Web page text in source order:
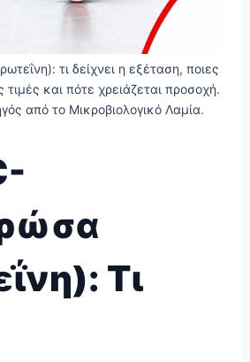
τι δείχνει η εξέταση, ποιες
τιμές και πότε χρειάζεται προσοχή.
από το Μικροβιολογικό Λαμία.
Τι